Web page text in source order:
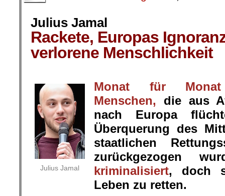
Julius Jamal
Rackete, Europas
verlorene Menschlichkeit
Julius Jamal
Monat für Monat
Menschen, die aus
nach Europa
Überquerung des
staatlichen
zurückgezogen
kriminalisiert, doch
Leben zu retten.